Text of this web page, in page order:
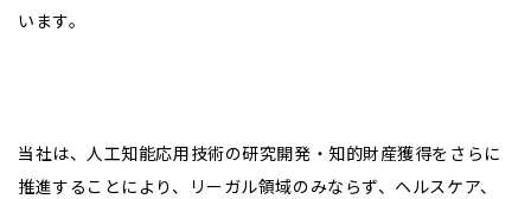
います。
当社は、人工知能応用技術の研究開発・知的財産獲得をさらに
推進することにより、リーガル領域のみならず、ヘルスケア、